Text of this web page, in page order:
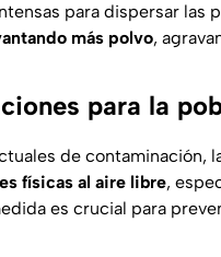
para dispersar las
más polvo,
para la
de contaminación,
físicas al aire libre,
es crucial para